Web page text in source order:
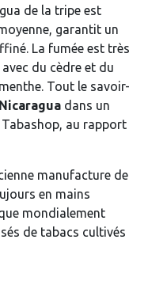
de la tripe est
garantit un
La fumée est très
du cèdre et du
Tout le savoir-
dans un
au rapport
manufacture de
en mains
mondialement
de tabacs cultivés